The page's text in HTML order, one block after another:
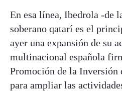
En esa línea, Ibedrola -de
soberano qatarí es el
ayer una expansión de su
multinacional española
Promoción de la Inversión
para ampliar las